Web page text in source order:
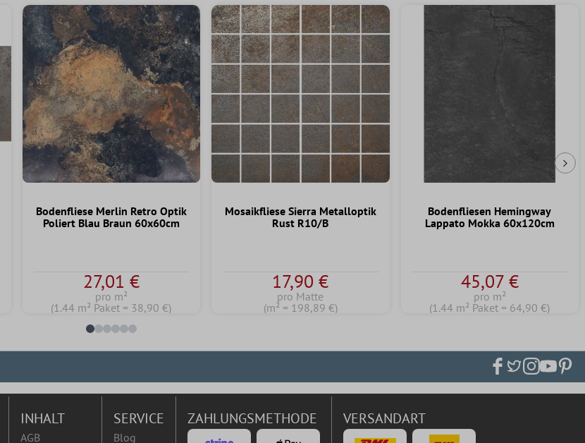
Bodenfliese Merlin Retro Optik
Poliert Blau Braun 60x60cm
27,01 €
pro m²
(1.44 m² Paket = 38,90 €)
Mosaikfliese Sierra Metalloptik
Rust R10/B
17,90 €
pro Matte
(m² = 198,89 €)
Bodenfliesen Hemingway
Lappato Mokka 60x120cm
45,07 €
pro m²
(1.44 m² Paket = 64,90 €)
INHALT
AGB
SERVICE
Blog
ZAHLUNGSMETHODE VERSANDART